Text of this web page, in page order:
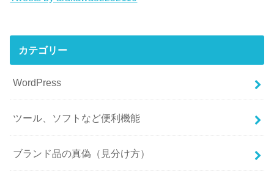
カテゴリー
WordPress
ツール、ソフトなど便利機能
ブランド品の真偽（見分け方）